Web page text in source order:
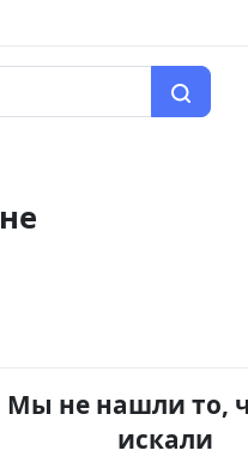
Мы не нашли то,
искали